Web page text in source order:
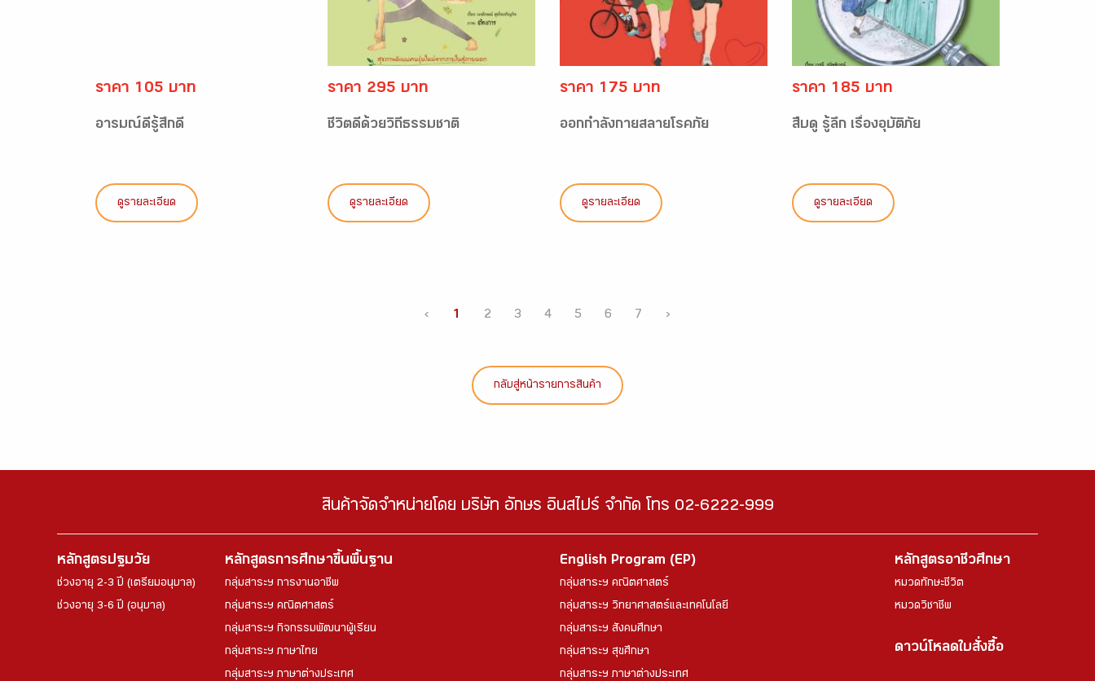
ราคา 105 บาท
อารมณ์ดีรู้สึกดี
ดูรายละเอียด
ราคา 295 บาท
ชีวิตดีด้วยวิถีธรรมชาติ
ดูรายละเอียด
ราคา 175 บาท
ออกกำลังกายสลายโรคภัย
ดูรายละเอียด
ราคา 185 บาท
สืบดู รู้ลึก เรื่องอุบัติภัย
ดูรายละเอียด
‹ 1 2 3 4 5 6 7 ›
กลับสู่หน้ารายการสินค้า
สินค้าจัดจำหน่ายโดย บริษัท อักษร อินสไปร์ จำกัด โทร 02-6222-999
หลักสูตรปฐมวัย
ช่วงอายุ 2-3 ปี (เตรียมอนุบาล)
ช่วงอายุ 3-6 ปี (อนุบาล)
หลักสูตรการศึกษาขึ้นพื้นฐาน
กลุ่มสาระฯ การงานอาชีพ
กลุ่มสาระฯ คณิตศาสตร์
กลุ่มสาระฯ กิจกรรมพัฒนาผู้เรียน
กลุ่มสาระฯ ภาษาไทย
กลุ่มสาระฯ ภาษาต่างประเทศ
English Program (EP)
กลุ่มสาระฯ คณิตศาสตร์
กลุ่มสาระฯ วิทยาศาสตร์และเทคโนโลยี
กลุ่มสาระฯ สังคมศึกษา
กลุ่มสาระฯ สุขศึกษา
กลุ่มสาระฯ ภาษาต่างประเทศ
หลักสูตรอาชีวศึกษา
หมวดทักษะชีวิต
หมวดวิชาชีพ
ดาวน์โหลดใบสั่งซื้อ